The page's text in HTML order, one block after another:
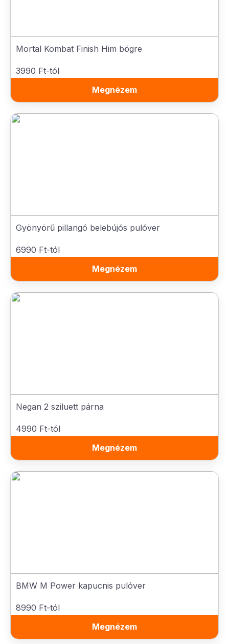
Mortal Kombat Finish Him bögre
3990 Ft-tól
Megnézem
Gyönyörű pillangó belebújós pulóver
6990 Ft-tól
Megnézem
Negan 2 sziluett párna
4990 Ft-tól
Megnézem
BMW M Power kapucnis pulóver
8990 Ft-tól
Megnézem